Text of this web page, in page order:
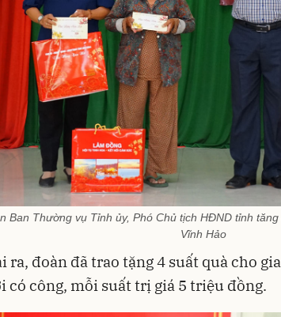
Ban Thường vụ Tỉnh ủy, Phó Chủ tịch HĐND tỉnh
Vĩnh Hảo
ra, đoàn đã trao tặng 4 suất quà cho
có công, mỗi suất trị giá 5 triệu đồng.